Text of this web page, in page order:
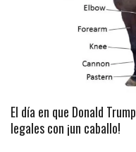
El día en que Donald
legales con ¡un caballo!